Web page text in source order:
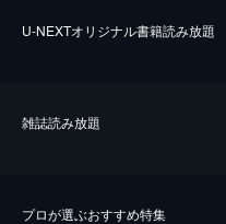
U-NEXTオリジナル書籍読み放題
雑誌読み放題
プロが選ぶおすすめ特集